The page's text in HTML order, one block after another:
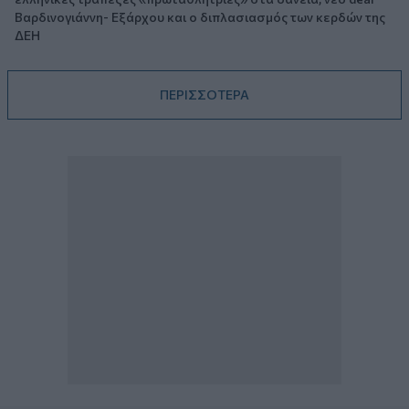
Βαρδινογιάννη- Εξάρχου και ο διπλασιασμός των κερδών της
ΔΕΗ
ΠΕΡΙΣΣΟΤΕΡΑ